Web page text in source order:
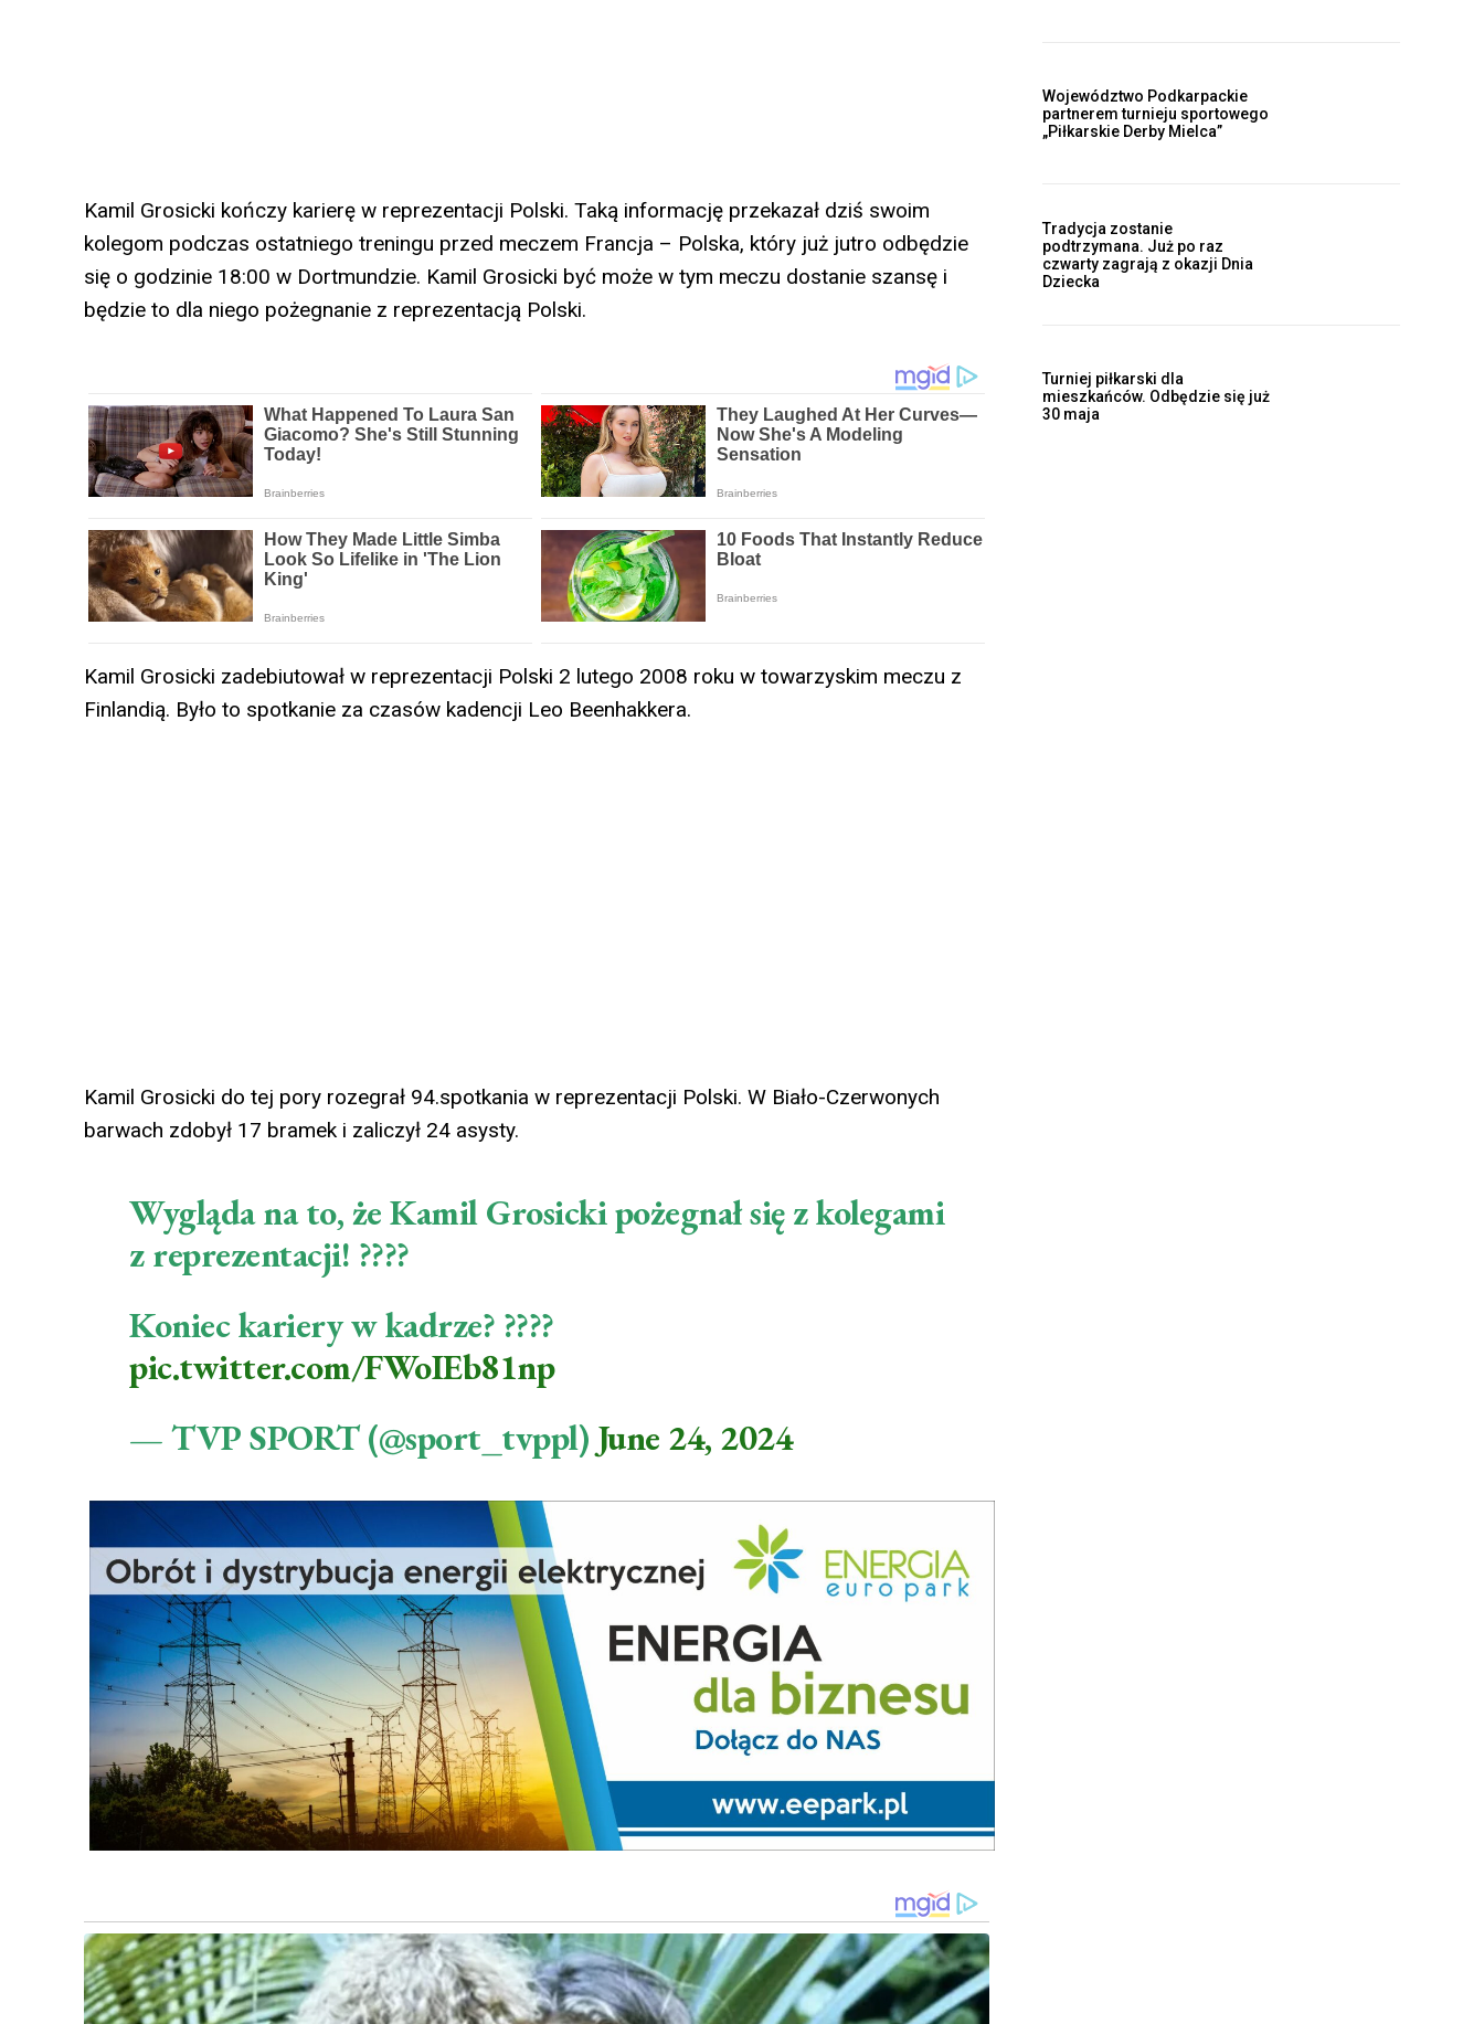
Kamil Grosicki kończy karierę w reprezentacji Polski. Taką informację przekazał dziś swoim
kolegom podczas ostatniego treningu przed meczem Francja – Polska, który już jutro odbędzie
się o godzinie 18:00 w Dortmundzie. Kamil Grosicki być może w tym meczu dostanie szansę i
będzie to dla niego pożegnanie z reprezentacją Polski.
Kamil Grosicki zadebiutował w reprezentacji Polski 2 lutego 2008 roku w towarzyskim meczu z
Finlandią. Było to spotkanie za czasów kadencji Leo Beenhakkera.
Kamil Grosicki do tej pory rozegrał 94.spotkania w reprezentacji Polski. W Biało-Czerwonych
barwach zdobył 17 bramek i zaliczył 24 asysty.
Wygląda na to, że Kamil Grosicki pożegnał się z kolegami
z reprezentacji! ????
Koniec kariery w kadrze? ????
pic.twitter.com/FWoIEb81np
— TVP SPORT (@sport_tvppl) June 24, 2024
Województwo Podkarpackie
partnerem turnieju sportowego
„Piłkarskie Derby Mielca”
Tradycja zostanie
podtrzymana. Już po raz
czwarty zagrają z okazji Dnia
Dziecka
Turniej piłkarski dla
mieszkańców. Odbędzie się już
30 maja